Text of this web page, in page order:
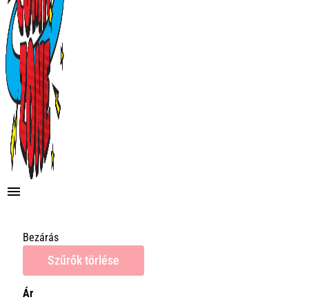
Bezárás
Szűrők törlése
Ár